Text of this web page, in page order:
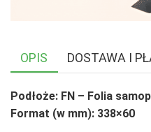
OPIS DOSTAWA I
Podłoże: FN – Folia
Format (w mm): 338×60